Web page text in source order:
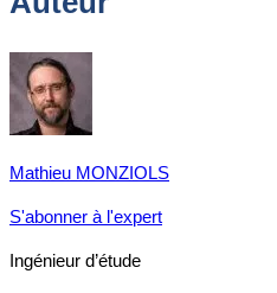
Mathieu MONZIOLS
S'abonner à l'expert
Ingénieur d’étude